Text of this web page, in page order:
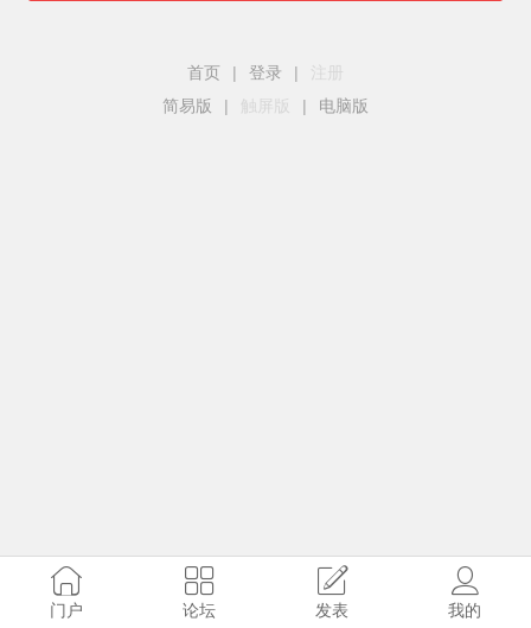
首页 | 登录 |
注册
简易版
| 触屏版 | 电脑版
门户 论坛 发表 我的